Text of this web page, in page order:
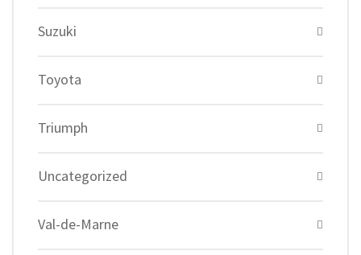
Suzuki
Toyota
Triumph
Uncategorized
Val-de-Marne